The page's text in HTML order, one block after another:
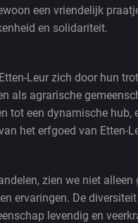
een vriendelijk
en solidariteit.
Leur zich door hun
als agrarische
tot een dynamische hub,
het erfgoed van Etten-
zien we niet alleen
ervaringen. De
levendig en